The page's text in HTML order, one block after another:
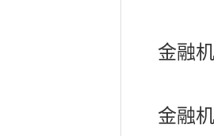
金融
金融